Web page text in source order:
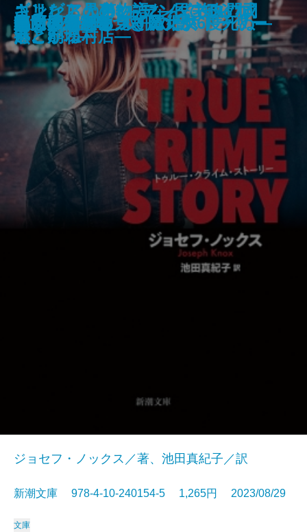
心は孤独な狩人
龍ノ国幻想6 双飛の暁
月夜の散歩
あしたの名医―伊豆中周産期セン
ター―
日蓮
ギリシア人の物語3―都市国家ギ
リシアの終焉―
江戸の空、水面の風―みとや・お
瑛仕入帖―
泳ぐ者
ちよぼ―加賀百万石を照らす月―
神様には負けられない
トゥルー・クライム・ストーリー
ジョセフ・ノックス／著、池田真紀子／訳
新潮文庫 978-4-10-240154-5 1,265円 2023/08/29
文庫
魔女推理―嘘つき魔女が6度死ぬ―
コンビニ兄弟3―テンダネス門司
港こがね村店―
さよならの言い方なんて知らな
い。8
龍ノ国幻想5 双飛の闇
血も涙もある
ギリシア人の物語2―民主政の成
熟と崩壊―
鳴門の渦潮を見ていた女
処女の道程
草原のサーカス